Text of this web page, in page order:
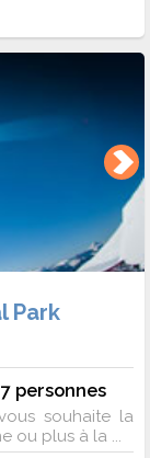
Park
personnes
souhaite la
ou plus à la ...